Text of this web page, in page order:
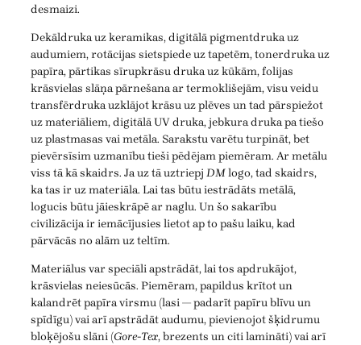
desmaizi.
Dekāldruka uz keramikas, digitālā pigmentdruka uz
audumiem, rotācijas sietspiede uz tapetēm, tonerdruka uz
papīra, pārtikas sīrupkrāsu druka uz kūkām, folijas
krāsvielas slāņa pārnešana ar termoklišejām, visu veidu
transfērdruka uzklājot krāsu uz plēves un tad pārspiežot
uz materiāliem, digitālā UV druka, jebkura druka pa tiešo
uz plastmasas vai metāla. Sarakstu varētu turpināt, bet
pievērsīsim uzmanību tieši pēdējam piemēram. Ar metālu
viss tā kā skaidrs. Ja uz tā uztriepj DMlogo, tad skaidrs,
ka tas ir uz materiāla. Lai tas būtu iestrādāts metālā,
logucis būtu jāieskrāpē ar naglu. Un šo sakarību
civilizācija ir iemācījusies lietot ap to pašu laiku, kad
pārvācās no alām uz teltīm.
Materiālus var speciāli apstrādāt, lai tos apdrukājot,
krāsvielas neiesūcās. Piemēram, papildus krītot un
kalandrēt papīra virsmu (lasi — padarīt papīru blīvu un
spīdīgu) vai arī apstrādāt audumu, pievienojot šķidrumu
bloķējošu slāni (Gore-Tex, brezents un citi lamināti) vai arī